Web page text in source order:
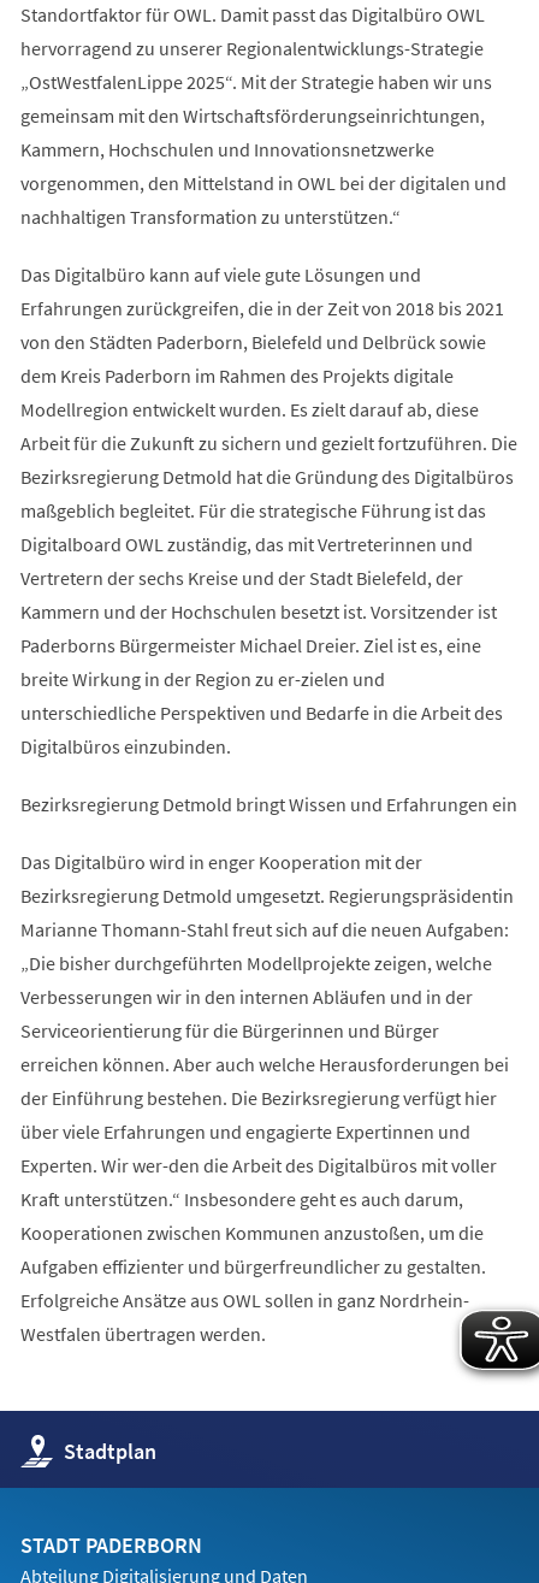
Standortfaktor für OWL. Damit passt das Digitalbüro OWL
hervorragend zu unserer Regionalentwicklungs-Strategie
„OstWestfalenLippe 2025“. Mit der Strategie haben wir uns
gemeinsam mit den Wirtschaftsförderungseinrichtungen,
Kammern, Hochschulen und Innovationsnetzwerke
vorgenommen, den Mittelstand in OWL bei der digitalen und
nachhaltigen Transformation zu unterstützen.“
Das Digitalbüro kann auf viele gute Lösungen und
Erfahrungen zurückgreifen, die in der Zeit von 2018 bis 2021
von den Städten Paderborn, Bielefeld und Delbrück sowie
dem Kreis Paderborn im Rahmen des Projekts digitale
Modellregion entwickelt wurden. Es zielt darauf ab, diese
Arbeit für die Zukunft zu sichern und gezielt fortzuführen. Die
Bezirksregierung Detmold hat die Gründung des Digitalbüros
maßgeblich begleitet. Für die strategische Führung ist das
Digitalboard OWL zuständig, das mit Vertreterinnen und
Vertretern der sechs Kreise und der Stadt Bielefeld, der
Kammern und der Hochschulen besetzt ist. Vorsitzender ist
Paderborns Bürgermeister Michael Dreier. Ziel ist es, eine
breite Wirkung in der Region zu er-zielen und
unterschiedliche Perspektiven und Bedarfe in die Arbeit des
Digitalbüros einzubinden.
Bezirksregierung Detmold bringt Wissen und Erfahrungen ein
Das Digitalbüro wird in enger Kooperation mit der
Bezirksregierung Detmold umgesetzt. Regierungspräsidentin
Marianne Thomann-Stahl freut sich auf die neuen Aufgaben:
„Die bisher durchgeführten Modellprojekte zeigen, welche
Verbesserungen wir in den internen Abläufen und in der
Serviceorientierung für die Bürgerinnen und Bürger
erreichen können. Aber auch welche Herausforderungen bei
der Einführung bestehen. Die Bezirksregierung verfügt hier
über viele Erfahrungen und engagierte Expertinnen und
Experten. Wir wer-den die Arbeit des Digitalbüros mit voller
Kraft unterstützen.“ Insbesondere geht es auch darum,
Kooperationen zwischen Kommunen anzustoßen, um die
Aufgaben effizienter und bürgerfreundlicher zu gestalten.
Erfolgreiche Ansätze aus OWL sollen in ganz Nordrhein-
Westfalen übertragen werden.
Stadtplan
(Öffnet
in
einem
Tab)
STADT PADERBORN
Abteilung Digitalisierung und Daten